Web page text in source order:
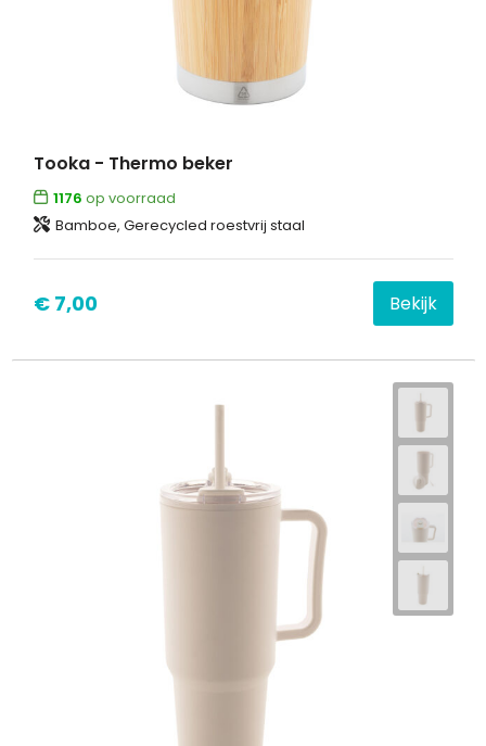
Tooka - Thermo beker
1176 op voorraad
Bamboe, Gerecycled roestvrij staal
€ 7,00 Bekijk